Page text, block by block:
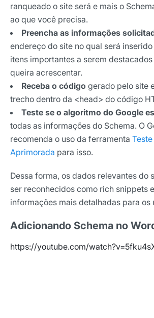
ranqueado o site será e mais o
ao que você precisa.
Preencha as informações
endereço do site no qual será
itens importantes a serem
queira acrescentar.
Receba o código gerado pelo site
trecho dentro da <head> do código
Teste se o algoritmo do Google
todas as informações do Schema. O
recomenda o uso da ferramenta
Aprimorada para isso.
Dessa forma, os dados relevantes do
ser reconhecidos como rich snippets
informações mais detalhadas para os
Adicionando Schema no
https://youtube.com/